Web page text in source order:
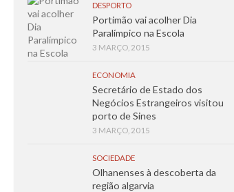
DESPORTO
Portimão vai acolher Dia
Paralímpico na Escola
3 MARÇO, 2015
ECONOMIA
Secretário de Estado dos
Negócios Estrangeiros visitou
porto de Sines
3 MARÇO, 2015
SOCIEDADE
Olhanenses à descoberta da
região algarvia